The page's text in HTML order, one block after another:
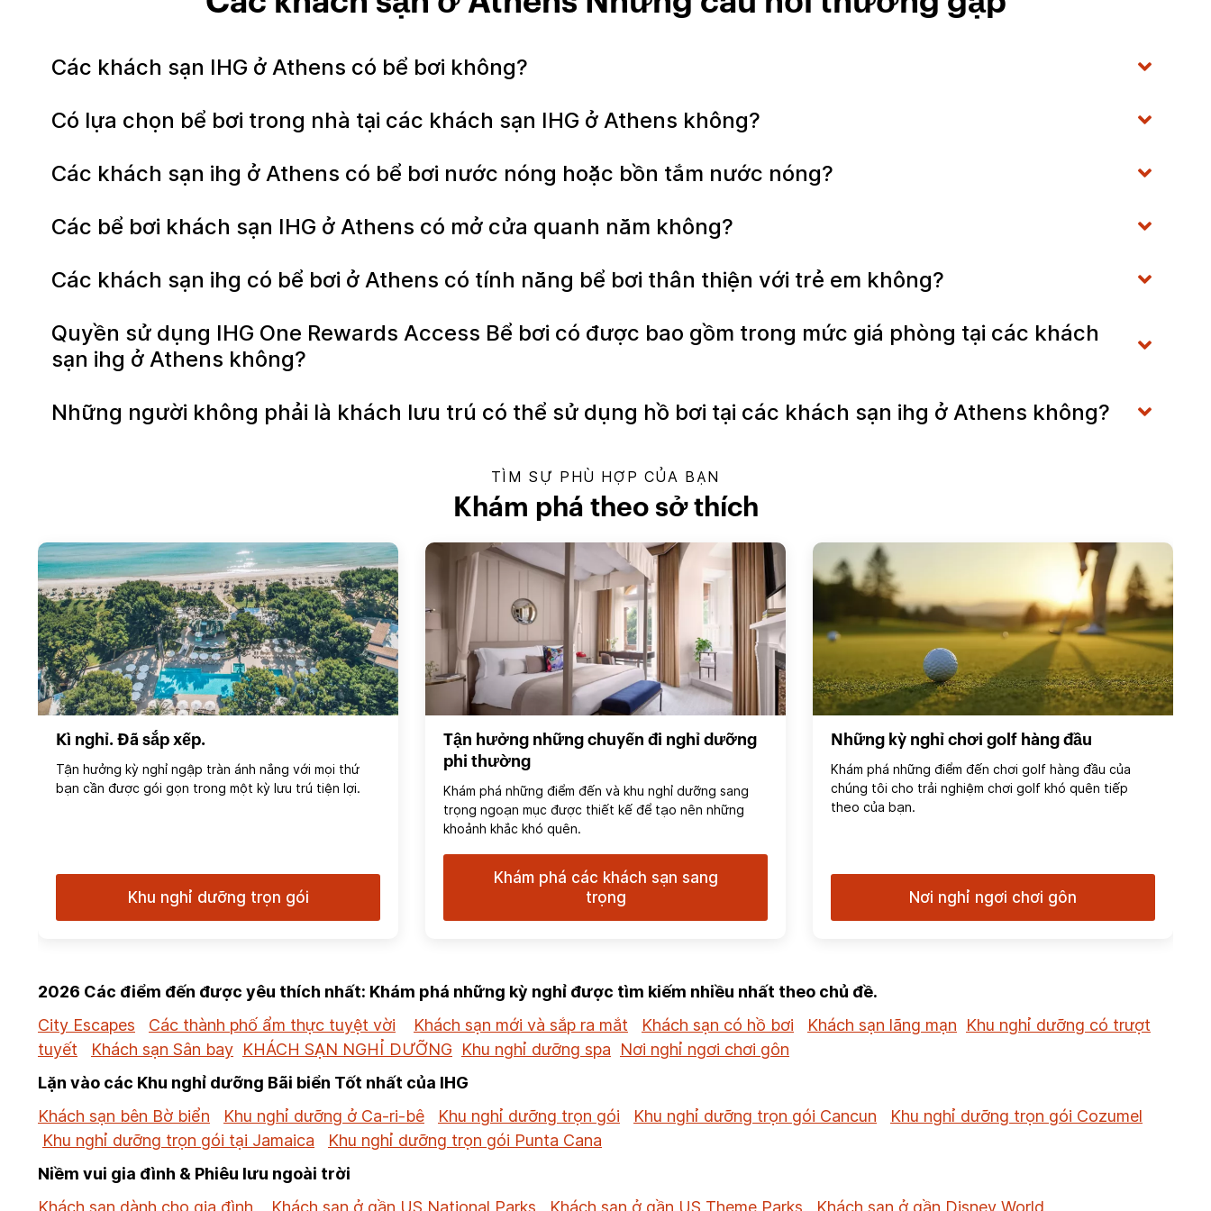
Các khách sạn IHG ở Athens có bể bơi không?
Có lựa chọn bể bơi trong nhà tại các khách sạn IHG ở Athens không?
Các khách sạn ihg ở Athens có bể bơi nước nóng hoặc bồn tắm nước nóng?
Các bể bơi khách sạn IHG ở Athens có mở cửa quanh năm không?
Các khách sạn ihg có bể bơi ở Athens có tính năng bể bơi thân thiện với trẻ em không?
Quyền sử dụng IHG One Rewards Access Bể bơi có được bao gồm trong mức giá phòng tại các khách
sạn ihg ở Athens không?
Những người không phải là khách lưu trú có thể sử dụng hồ bơi tại các khách sạn ihg ở Athens không?
TÌM SỰ PHÙ HỢP CỦA BẠN
Khám phá theo sở thích
Kì nghỉ. Đã sắp xếp.
Tận hưởng kỳ nghỉ ngập tràn ánh nắng với mọi thứ
bạn cần được gói gọn trong một kỳ lưu trú tiện lợi.
Khu nghỉ dưỡng trọn gói
Tận hưởng những chuyến đi nghỉ dưỡng
phi thường
Khám phá những điểm đến và khu nghỉ dưỡng sang
trọng ngoạn mục được thiết kế để tạo nên những
khoảnh khắc khó quên.
Khám phá các khách sạn sang
trọng
Những kỳ nghỉ chơi golf hàng đầu
Khám phá những điểm đến chơi golf hàng đầu của
chúng tôi cho trải nghiệm chơi golf khó quên tiếp
theo của bạn.
Nơi nghỉ ngơi chơi gôn
2026 Các điểm đến được yêu thích nhất: Khám phá những kỳ nghỉ được tìm kiếm nhiều nhất theo chủ đề.
City Escapes
Các thành phố ẩm thực tuyệt vời Khách sạn mới và sắp ra mắt Khách sạn có hồ bơi Khách sạn lãng mạn
Khu nghỉ dưỡng có trượt
tuyết
Khách sạn Sân bay KHÁCH SẠN NGHỈ DƯỠNG Khu nghỉ dưỡng spa
Nơi nghỉ ngơi chơi gôn
Lặn vào các Khu nghỉ dưỡng Bãi biển Tốt nhất của IHG
Khách sạn bên Bờ biển
Khu nghỉ dưỡng ở Ca-ri-bê Khu nghỉ dưỡng trọn gói Khu nghỉ dưỡng trọn gói Cancun
Khu nghỉ dưỡng trọn gói Cozumel
Khu nghỉ dưỡng trọn gói tại Jamaica
Khu nghỉ dưỡng trọn gói Punta Cana
Niềm vui gia đình & Phiêu lưu ngoài trời
Khách sạn dành cho gia đình
Khách sạn ở gần US National Parks Khách sạn ở gần US Theme Parks Khách sạn ở gần Disney World